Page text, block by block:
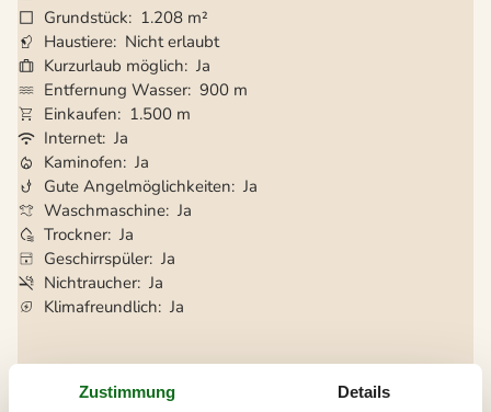
Grundstück
1.208 m²
Haustiere Nicht erlaubt
Kurzurlaub möglich Ja
Entfernung Wasser 900 m
Einkaufen
1.500 m
Internet Ja
Kaminofen Ja
Gute Angelmöglichkeiten Ja
Waschmaschine Ja
Trockner Ja
Geschirrspüler Ja
Nichtraucher Ja
Klimafreundlich Ja
Gesamte Ausstattung
Zustimmung Details